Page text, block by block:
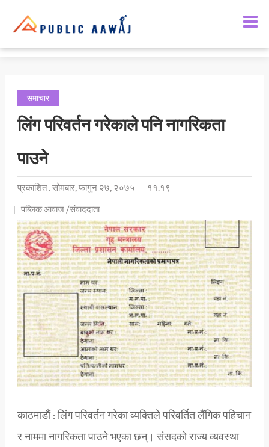
समाचार
लिंग परिवर्तन गरेकाले पनि नागरिकता
पाउने
प्रकाशित : सोमबार, फागुन २७, २०७५
११:१९
पब्लिक आवाज /संवाददाता
काठमाडौं : लिंग परिवर्तन गरेका व्यक्तिले परिवर्तित लैंगिक पहिचान
र नाममा नागरिकता पाउने भएका छन्। संसदको राज्य व्यवस्था